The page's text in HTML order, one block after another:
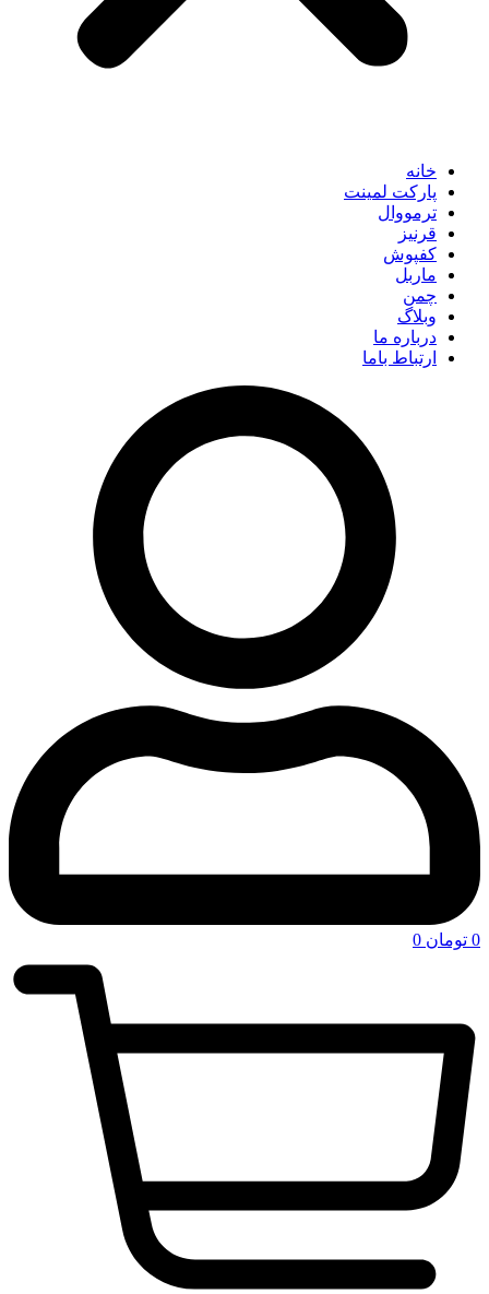
خانه
پارکت لمینت
ترمووال
قرنیز
کفپوش
ماربل
چمن
وبلاگ
درباره ما
ارتباط باما
0 تومان 0